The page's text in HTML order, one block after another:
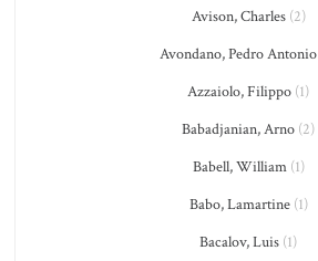
Avison, Charles(2)
Avondano, Pedro Antonio
Azzaiolo, Filippo (1)
Babadjanian, Arno (2)
Babell, William(1)
Babo, Lamartine(1)
Bacalov, Luis (1)